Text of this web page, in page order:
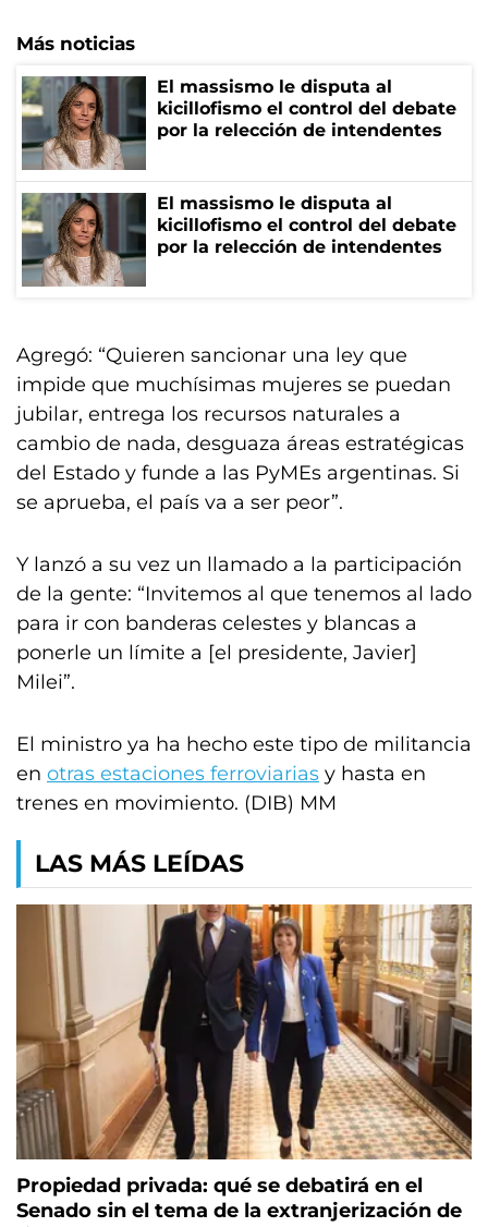
Más noticias
El massismo le disputa al
kicillofismo el control del debate
por la relección de intendentes
El massismo le disputa al
kicillofismo el control del debate
por la relección de intendentes
Agregó: “Quieren sancionar una ley que
impide que muchísimas mujeres se puedan
jubilar, entrega los recursos naturales a
cambio de nada, desguaza áreas estratégicas
del Estado y funde a las PyMEs argentinas. Si
se aprueba, el país va a ser peor”.
Y lanzó a su vez un llamado a la participación
de la gente: “Invitemos al que tenemos al lado
para ir con banderas celestes y blancas a
ponerle un límite a [el presidente, Javier]
Milei”.
El ministro ya ha hecho este tipo de militancia
en otras estaciones ferroviarias y hasta en
trenes en movimiento. (DIB) MM
LAS MÁS LEÍDAS
Propiedad privada: qué se debatirá en el
Senado sin el tema de la extranjerización de